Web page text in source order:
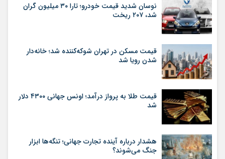
نوسان شدید قیمت خودرو؛ تارا ۳۰ میلیون گران
شد، ۲۰۷ ریخت
قیمت مسکن در تهران شوکه‌کننده شد؛ خانه‌دار
شدن رویا شد
قیمت طلا به پرواز درآمد؛ اونس جهانی ۴۳۰۰ دلار
شد
هشدار درباره آینده تجارت جهانی؛ تنگه‌ها ابزار
جنگ می‌شوند؟